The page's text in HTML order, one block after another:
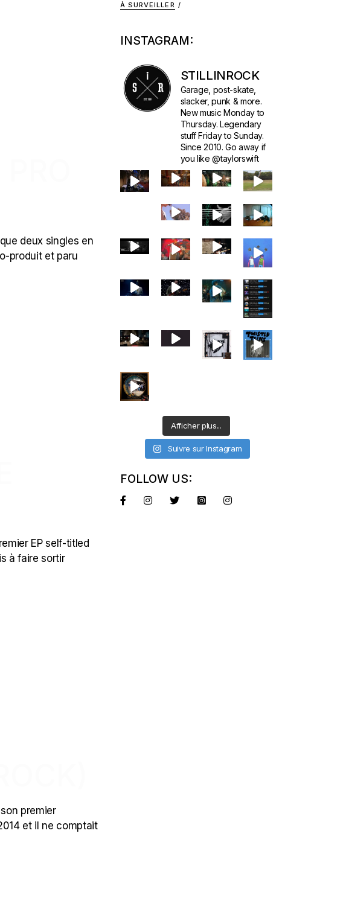
deux singles en
produit et paru
EP self-titled
à faire sortir
premier
et il ne comptait
À SURVEILLER
INSTAGRAM:
STILLINROCK
Garage, post-skate,
slacker, punk & more.
New music Monday to
Thursday. Legendary
stuff Friday to Sunday.
Since 2010. Go away if
you like @taylorswift
Afficher plus...
Suivre sur Instagram
FOLLOW US: